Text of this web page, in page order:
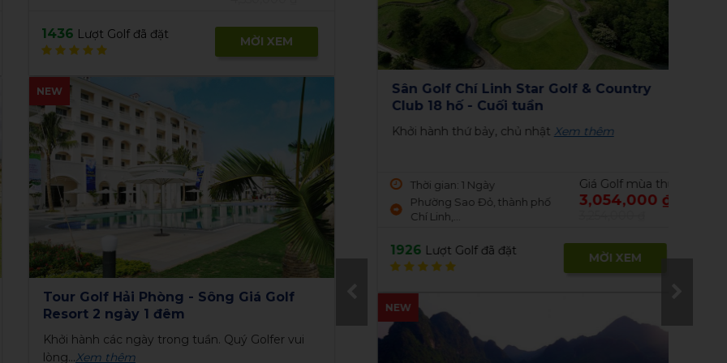
1849 Lượt Golf đã đặt MỜI XEM
Tee-off Sono Belle Hải Phòng - 18 hố -
cuối tuần
Khởi hành thứ bảy và chủ nhậtXem thêm
1860 MỜI XEM
NEW
Tee off Sky Lake Golf & Resort Hà Nội -
18 hố - cuối tuần
Khởi hành thứ bảy - chủ nhật Xem thêm
Golf & Club - 18 hố -
6 Xem thêm
Yên, Vĩnh
Giá Golf mùa thu
760,000 ₫
960,000 ₫
MỜI XEM
Sân Golf Chí Linh Star Golf & Country
Club 18 hố - Cuối tuần
Khởi hành thứ bảy, chủ nhật Xem thêm
Thời gian: 1 Ngày
Phường Sao Đỏ, thành phố
Chí Linh,...
Giá Golf mùa thu
3,054,000 ₫
3,254,000 ₫
1926 MỜI XEM
NEW
Sân golf Đà Lạt, Dalat
Tee off Thứ 2 - Thứ 6
Thời gian: 1 Ngày
Dalat at 1200 Golf Club
2187 Lượt Golf đã đặt